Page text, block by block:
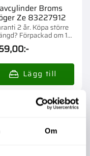
Om
Broms
Ze 83227912
2 år. Köpa större
Förpackad om 1
:-